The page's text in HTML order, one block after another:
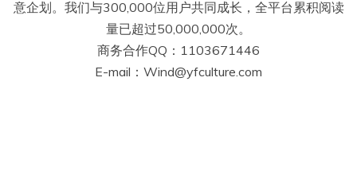
意企划。我们与300,000位用户共同成长，全平台累积阅读
量已超过50,000,000次。
商务合作QQ：1103671446
E-mail：Wind@yfculture.com